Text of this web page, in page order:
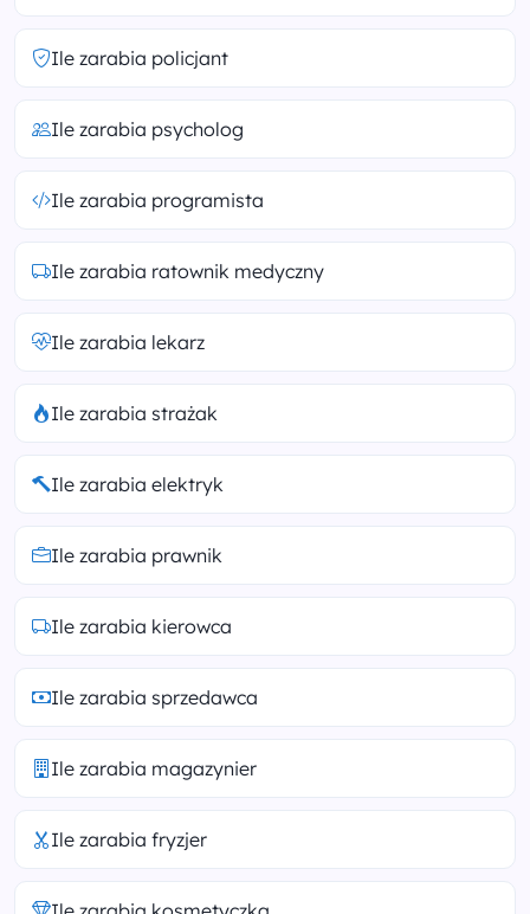
Ile zarabia policjant
Ile zarabia psycholog
Ile zarabia programista
Ile zarabia ratownik medyczny
Ile zarabia lekarz
Ile zarabia strażak
Ile zarabia elektryk
Ile zarabia prawnik
Ile zarabia kierowca
Ile zarabia sprzedawca
Ile zarabia magazynier
Ile zarabia fryzjer